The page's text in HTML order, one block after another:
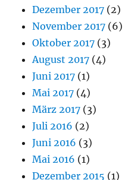
Dezember 2017 (2)
November 2017 (6)
Oktober 2017 (3)
August 2017 (4)
Juni 2017 (1)
Mai 2017 (4)
März 2017 (3)
Juli 2016 (2)
Juni 2016 (3)
Mai 2016 (1)
Dezember 2015 (1)